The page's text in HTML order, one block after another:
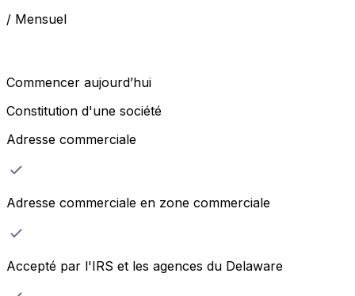
/ Mensuel
Commencer aujourd’hui
Constitution d'une société
Adresse commerciale
Adresse commerciale en zone commerciale
Accepté par l'IRS et les agences du Delaware